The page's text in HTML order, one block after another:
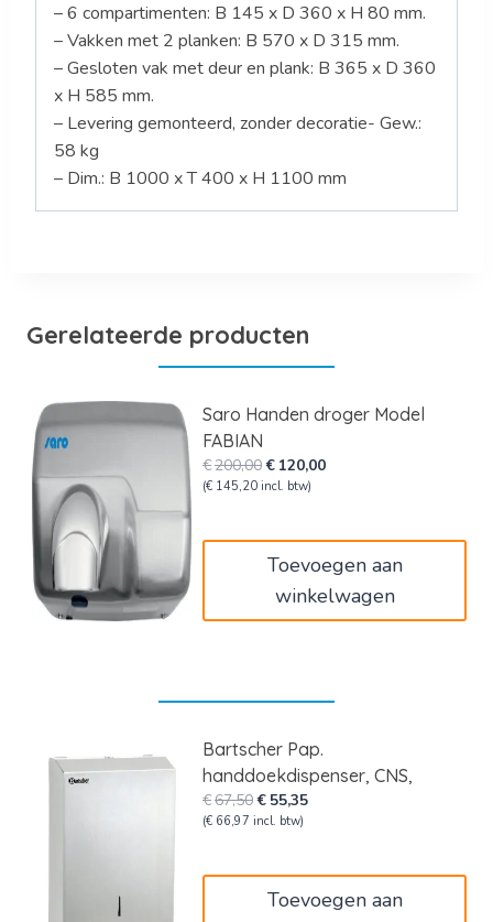
– 6 compartimenten: B 145 x D 360 x H 80 mm.
– Vakken met 2 planken: B 570 x D 315 mm.
– Gesloten vak met deur en plank: B 365 x D 360
x H 585 mm.
– Levering gemonteerd, zonder decoratie- Gew.:
58 kg
– Dim.: B 1000 x T 400 x H 1100 mm
Gerelateerde producten
Saro Handen droger Model
FABIAN
€200,00Oorspronkelijke
prijs
€ 120,00Huidige
(€ 145,20 incl. btw)
Toevoegen aan
winkelwagen
Bartscher Pap.
handdoekdispenser, CNS,
€67,50Oorspronkelijke
prijs
€ 55,35Huidige
(€ 66,97 incl. btw)
Toevoegen aan